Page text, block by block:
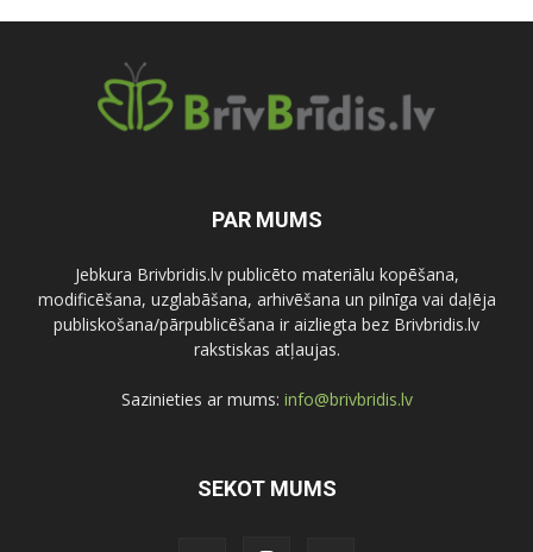
PAR MUMS
Jebkura Brivbridis.lv publicēto materiālu kopēšana,
modificēšana, uzglabāšana, arhivēšana un pilnīga vai daļēja
publiskošana/pārpublicēšana ir aizliegta bez Brivbridis.lv
rakstiskas atļaujas.
Sazinieties ar mums: info@brivbridis.lv
SEKOT MUMS